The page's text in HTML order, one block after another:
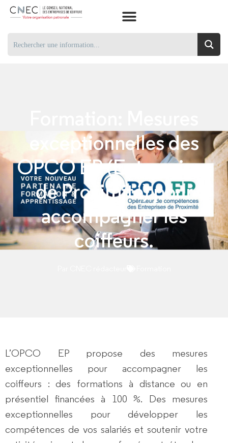
exceptionnelles des
OPCO EP (Entreprises
de Proximité) pour
accompagner les
coiffeurs.
L’OPCO EP propose des mesures
exceptionnelles pour accompagner les
coiffeurs : des formations à distance ou en
présentiel financées à 100 %. Des mesures
exceptionnelles pour développer les
compétences de vos salariés et soutenir votre